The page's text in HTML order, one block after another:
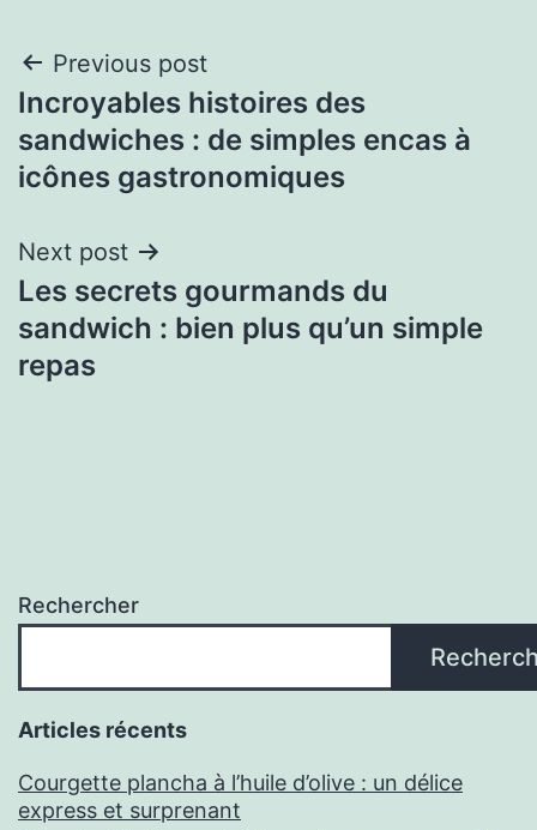
Previous post
Incroyables histoires des
sandwiches : de simples encas à
icônes gastronomiques
Next post
Les secrets gourmands du
sandwich : bien plus qu’un simple
repas
Rechercher
Articles récents
Courgette plancha à l’huile d’olive : un délice
express et surprenant